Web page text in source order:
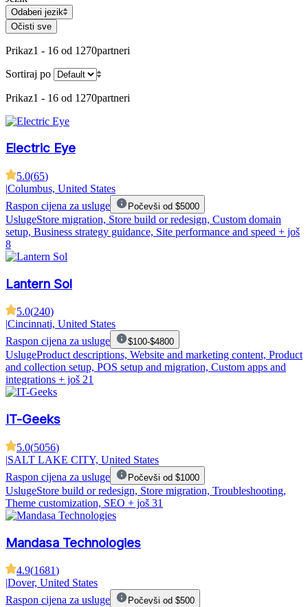
Odaberi jezik
Očisti sve
Prikaz1 - 16 od 1270partneri
Sortiraj po
Prikaz1 - 16 od 1270partneri
Electric Eye
5.0(65)
|Columbus, United States
Raspon cijena za usluge
Počevši od $5000
UslugeStore migration, Store build or redesign, Custom domain
setup, Business strategy guidance, Site performance and speed + još
8
Lantern Sol
5.0(240)
Cincinnati, United States
Raspon cijena za usluge
$100-$4800
UslugeProduct descriptions, Website and marketing content, Product
and collection setup, POS setup and migration, Custom apps and
integrations + još 21
IT-Geeks
5.0(5056)
|SALT LAKE CITY, United States
Raspon cijena za usluge
Počevši od $1000
UslugeStore build or redesign, Store migration, Troubleshooting,
Theme customization, SEO + još 31
Mandasa Technologies
4.9(1681)
|Dover, United States
Raspon cijena za usluge
Počevši od $500